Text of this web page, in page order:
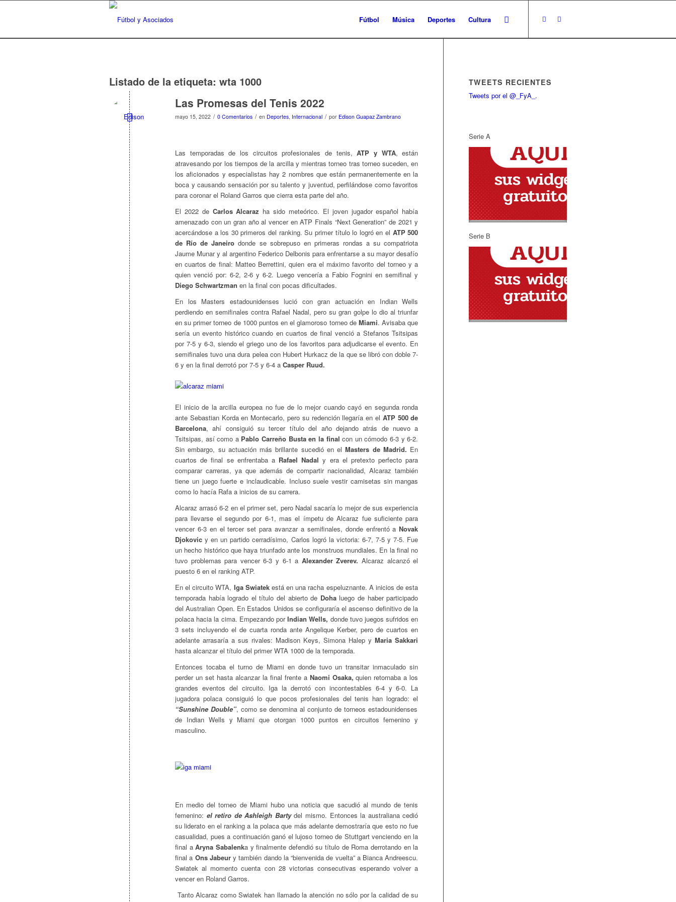
Fútbol Música Deportes Cultura
Listado de la etiqueta: wta 1000
Las Promesas del Tenis 2022
mayo 15, 2022 / 0 Comentarios / en Deportes, Internacional / por Edison Guapaz Zambrano
Las temporadas de los circuitos profesionales de tenis, ATP y WTA, están
atravesando por los tiempos de la arcilla y mientras torneo tras torneo suceden, en
los aficionados y especialistas hay 2 nombres que están permanentemente en la
boca y causando sensación por su talento y juventud, perfilándose como favoritos
para coronar el Roland Garros que cierra esta parte del año.
El 2022 de Carlos Alcaraz ha sido meteórico. El joven jugador español había
amenazado con un gran año al vencer en ATP Finals “Next Generation” de 2021 y
acercándose a los 30 primeros del ranking. Su primer título lo logró en el ATP 500
de Río de Janeiro donde se sobrepuso en primeras rondas a su compatriota
Jaume Munar y al argentino Federico Delbonis para enfrentarse a su mayor desafío
en cuartos de final: Matteo Berrettini, quien era el máximo favorito del torneo y a
quien venció por: 6-2, 2-6 y 6-2. Luego vencería a Fabio Fognini en semifinal y
Diego Schwartzman en la final con pocas dificultades.
En los Masters estadounidenses lució con gran actuación en Indian Wells
perdiendo en semifinales contra Rafael Nadal, pero su gran golpe lo dio al triunfar
en su primer torneo de 1000 puntos en el glamoroso torneo de Miami. Avisaba que
sería un evento histórico cuando en cuartos de final venció a Stefanos Tsitsipas
por 7-5 y 6-3, siendo el griego uno de los favoritos para adjudicarse el evento. En
semifinales tuvo una dura pelea con Hubert Hurkacz de la que se libró con doble 7-
6 y en la final derrotó por 7-5 y 6-4 a Casper Ruud.
El inicio de la arcilla europea no fue de lo mejor cuando cayó en segunda ronda
ante Sebastian Korda en Montecarlo, pero su redención llegaría en el ATP 500 de
Barcelona, ahí consiguió su tercer título del año dejando atrás de nuevo a
Tsitsipas, así como a Pablo Carreño Busta en la final con un cómodo 6-3 y 6-2.
Sin embargo, su actuación más brillante sucedió en elMasters de Madrid. En
cuartos de final se enfrentaba a Rafael Nadal y era el pretexto perfecto para
comparar carreras, ya que además de compartir nacionalidad, Alcaraz también
tiene un juego fuerte e inclaudicable. Incluso suele vestir camisetas sin mangas
como lo hacía Rafa a inicios de su carrera.
Alcaraz arrasó 6-2 en el primer set, pero Nadal sacaría lo mejor de sus experiencia
para llevarse el segundo por 6-1, mas el ímpetu de Alcaraz fue suficiente para
vencer 6-3 en el tercer set para avanzar a semifinales, donde enfrentó a Novak
Djokovic y en un partido cerradísimo, Carlos logró la victoria: 6-7, 7-5 y 7-5. Fue
un hecho histórico que haya triunfado ante los monstruos mundiales. En la final no
tuvo problemas para vencer 6-3 y 6-1 a Alexander Zverev. Alcaraz alcanzó el
puesto 6 en el ranking ATP.
En el circuito WTA, Iga Swiatekestá en una racha espeluznante. A inicios de esta
temporada había logrado el título del abierto de Dohaluego de haber participado
del Australian Open. En Estados Unidos se configuraría el ascenso definitivo de la
polaca hacia la cima. Empezando porIndian Wells, donde tuvo juegos sufridos en
3 sets incluyendo el de cuarta ronda ante Angelique Kerber, pero de cuartos en
adelante arrasaría a sus rivales: Madison Keys, Simona Halep yMaria Sakkari
hasta alcanzar el título del primer WTA 1000 de la temporada.
Entonces tocaba el turno de Miami en donde tuvo un transitar inmaculado sin
perder un set hasta alcanzar la final frente aNaomi Osaka, quien retornaba a los
grandes eventos del circuito. Iga la derrotó con incontestables 6-4 y 6-0. La
jugadora polaca consiguió lo que pocos profesionales del tenis han logrado: el
“Sunshine Double”, como se denomina al conjunto de torneos estadounidenses
de Indian Wells y Miami que otorgan 1000 puntos en circuitos femenino y
masculino.
En medio del torneo de Miami hubo una noticia que sacudió al mundo de tenis
femenino: el retiro de Ashleigh Barty del mismo. Entonces la australiana cedió
su liderato en el ranking a la polaca que más adelante demostraría que esto no fue
casualidad, pues a continuación ganó el lujoso torneo de Stuttgart venciendo en la
final aAryna Sabalenka y finalmente defendió su título de Roma derrotando en la
final a Ons Jabeury también dando la “bienvenida de vuelta” a Bianca Andreescu.
Swiatek al momento cuenta con 28 victorias consecutivas esperando volver a
vencer en Roland Garros.
Tanto Alcaraz como Swiatek han llamado la atención no sólo por la calidad de su
TWEETS RECIENTES
Tweets por el @_FyA_.
Serie A
Serie B